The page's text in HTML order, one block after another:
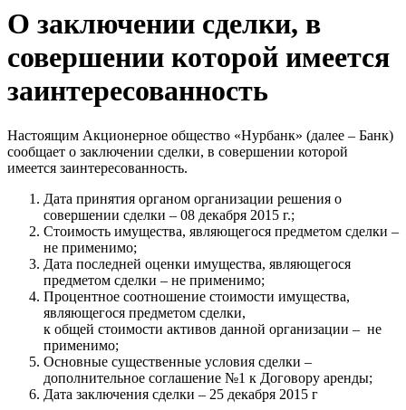
О заключении сделки, в
совершении которой имеется
заинтересованность
Настоящим Акционерное общество «Нурбанк» (далее – Банк)
сообщает о заключении сделки, в совершении которой
имеется заинтересованность.
Дата принятия органом организации решения о
совершении сделки – 08 декабря 2015 г.;
Стоимость имущества, являющегося предметом сделки –
не применимо;
Дата последней оценки имущества, являющегося
предметом сделки – не применимо;
Процентное соотношение стоимости имущества,
являющегося предметом сделки,
к общей стоимости активов данной организации – не
применимо;
Основные существенные условия сделки –
дополнительное соглашение №1 к Договору аренды;
Дата заключения сделки – 25 декабря 2015 г